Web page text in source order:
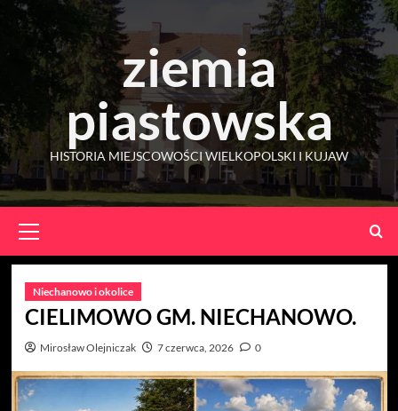
Skip
content
ziemia
piastowska
HISTORIA MIEJSCOWOŚCI WIELKOPOLSKI I KUJAW
Menu
Niechanowo i okolice
CIELIMOWO GM. NIECHANOWO.
Mirosław Olejniczak 7 czerwca, 2026 0